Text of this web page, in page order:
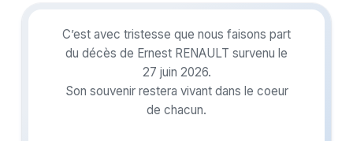
C’est avec tristesse que nous faisons part
du décès de Ernest RENAULT survenu le
27 juin 2026.
Son souvenir restera vivant dans le coeur
de chacun.